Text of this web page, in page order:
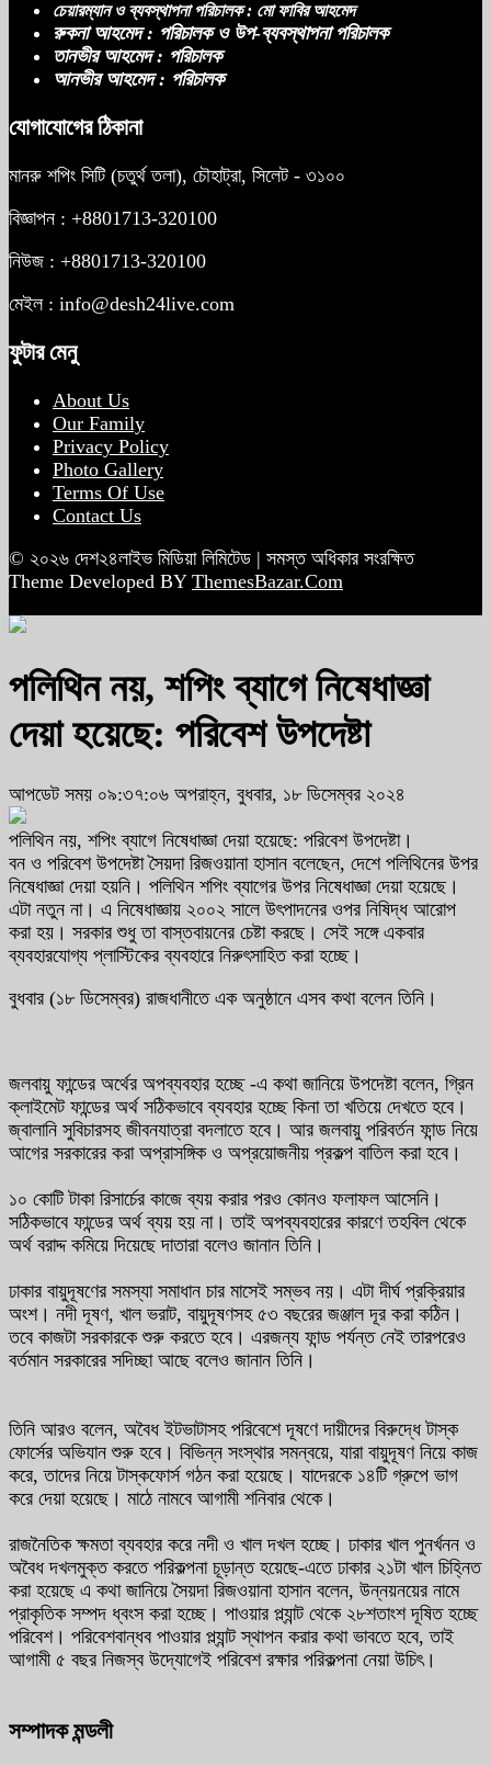
চেয়ারম্যান ও ব্যবস্থাপনা পরিচালক : মো ফাবির আহমেদ
রুকনা আহমেদ : পরিচালক ও উপ-ব্যবস্থাপনা পরিচালক
তানভীর আহমেদ : পরিচালক
আনভীর আহমেদ : পরিচালক
যোগাযোগের ঠিকানা
মানরু শপিং সিটি (চতুর্থ তলা), চৌহাট্রা, সিলেট - ৩১০০
বিজ্ঞাপন : +8801713-320100
নিউজ : +8801713-320100
মেইল : info@desh24live.com
ফুটার মেনু
About Us
Our Family
Privacy Policy
Photo Gallery
Terms Of Use
Contact Us
© ২০২৬ দেশ২৪লাইভ মিডিয়া লিমিটেড | সমস্ত অধিকার সংরক্ষিত
Theme Developed BY ThemesBazar.Com
পলিথিন নয়, শপিং ব্যাগে নিষেধাজ্ঞা
দেয়া হয়েছে: পরিবেশ উপদেষ্টা
আপডেট সময় ০৯:৩৭:০৬ অপরাহ্ন, বুধবার, ১৮ ডিসেম্বর ২০২৪
পলিথিন নয়, শপিং ব্যাগে নিষেধাজ্ঞা দেয়া হয়েছে: পরিবেশ উপদেষ্টা।
বন ও পরিবেশ উপদেষ্টা সৈয়দা রিজওয়ানা হাসান বলেছেন, দেশে পলিথিনের উপর
নিষেধাজ্ঞা দেয়া হয়নি। পলিথিন শপিং ব্যাগের উপর নিষেধাজ্ঞা দেয়া হয়েছে।
এটা নতুন না। এ নিষেধাজ্ঞায় ২০০২ সালে উৎপাদনের ওপর নিষিদ্ধ আরোপ
করা হয়। সরকার শুধু তা বাস্তবায়নের চেষ্টা করছে। সেই সঙ্গে একবার
ব্যবহারযোগ্য প্লাস্টিকের ব্যবহারে নিরুৎসাহিত করা হচ্ছে।
বুধবার (১৮ ডিসেম্বর) রাজধানীতে এক অনুষ্ঠানে এসব কথা বলেন তিনি।
জলবায়ু ফান্ডের অর্থের অপব্যবহার হচ্ছে -এ কথা জানিয়ে উপদেষ্টা বলেন, গ্রিন
ক্লাইমেট ফান্ডের অর্থ সঠিকভাবে ব্যবহার হচ্ছে কিনা তা খতিয়ে দেখতে হবে।
জ্বালানি সুবিচারসহ জীবনযাত্রা বদলাতে হবে। আর জলবায়ু পরিবর্তন ফান্ড নিয়ে
আগের সরকারের করা অপ্রাসঙ্গিক ও অপ্রয়োজনীয় প্রকল্প বাতিল করা হবে।
১০ কোটি টাকা রিসার্চের কাজে ব্যয় করার পরও কোনও ফলাফল আসেনি।
সঠিকভাবে ফান্ডের অর্থ ব্যয় হয় না। তাই অপব্যবহারের কারণে তহবিল থেকে
অর্থ বরাদ্দ কমিয়ে দিয়েছে দাতারা বলেও জানান তিনি।
ঢাকার বায়ুদূষণের সমস্যা সমাধান চার মাসেই সম্ভব নয়। এটা দীর্ঘ প্রক্রিয়ার
অংশ। নদী দূষণ, খাল ভরাট, বায়ুদূষণসহ ৫৩ বছরের জঞ্জাল দূর করা কঠিন।
তবে কাজটা সরকারকে শুরু করতে হবে। এরজন্য ফান্ড পর্যন্ত নেই তারপরেও
বর্তমান সরকারের সদিচ্ছা আছে বলেও জানান তিনি।
তিনি আরও বলেন, অবৈধ ইটভাটাসহ পরিবেশে দূষণে দায়ীদের বিরুদ্ধে টাস্ক
ফোর্সের অভিযান শুরু হবে। বিভিন্ন সংস্থার সমন্বয়ে, যারা বায়ুদূষণ নিয়ে কাজ
করে, তাদের নিয়ে টাস্কফোর্স গঠন করা হয়েছে। যাদেরকে ১৪টি গ্রুপে ভাগ
করে দেয়া হয়েছে। মাঠে নামবে আগামী শনিবার থেকে।
রাজনৈতিক ক্ষমতা ব্যবহার করে নদী ও খাল দখল হচ্ছে। ঢাকার খাল পুনর্খনন ও
অবৈধ দখলমুক্ত করতে পরিকল্পনা চূড়ান্ত হয়েছে-এতে ঢাকার ২১টা খাল চিহ্নিত
করা হয়েছে এ কথা জানিয়ে সৈয়দা রিজওয়ানা হাসান বলেন, উন্নয়নয়ের নামে
প্রাকৃতিক সম্পদ ধ্বংস করা হচ্ছে। পাওয়ার প্ল্যান্ট থেকে ২৮শতাংশ দূষিত হচ্ছে
পরিবেশ। পরিবেশবান্ধব পাওয়ার প্ল্যান্ট স্থাপন করার কথা ভাবতে হবে, তাই
আগামী ৫ বছর নিজস্ব উদ্যোগেই পরিবেশ রক্ষার পরিকল্পনা নেয়া উচিৎ।
সম্পাদক মন্ডলী